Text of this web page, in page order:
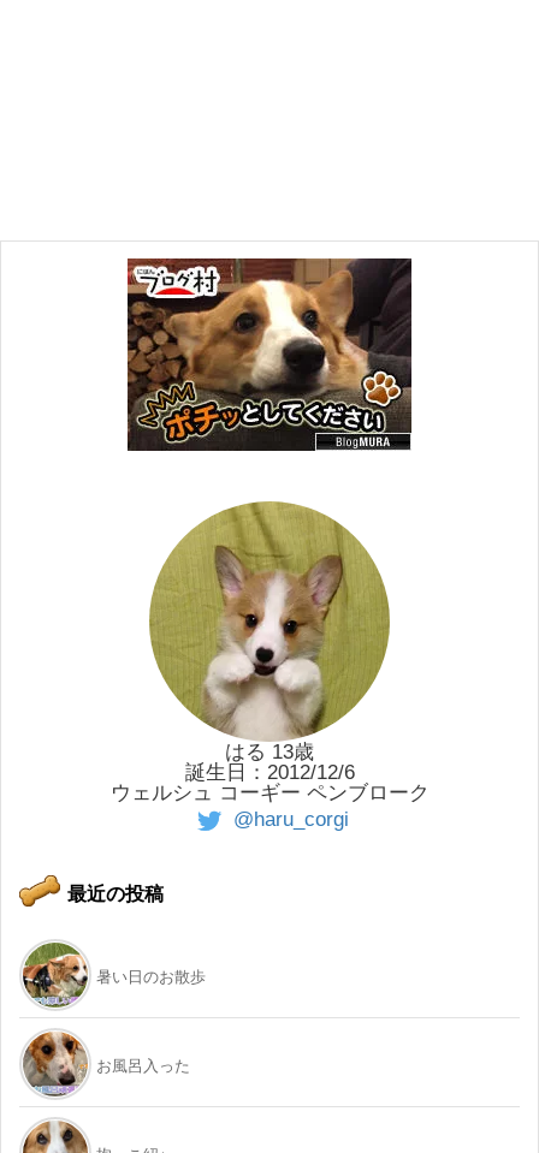
はる 13歳
誕生日：2012/12/6
ウェルシュ コーギー ペンブローク
@haru_corgi
最近の投稿
暑い日のお散歩
お風呂入った